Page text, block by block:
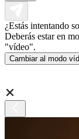
¿Estás intentando
Deberás estar en
"vídeo".
Cambiar al modo